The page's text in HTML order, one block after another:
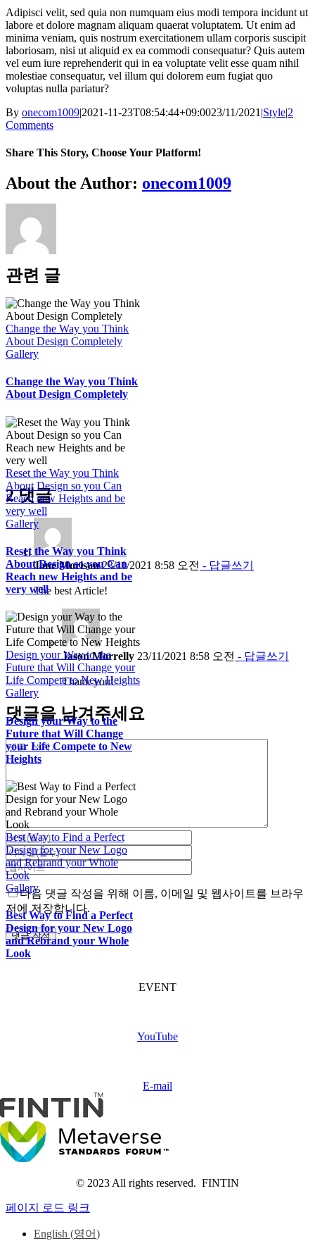
Adipisci velit, sed quia non numquam eius modi tempora incidunt ut
labore et dolore magnam aliquam quaerat voluptatem. Ut enim ad
minima veniam, quis nostrum exercitationem ullam corporis suscipit
laboriosam, nisi ut aliquid ex ea commodi consequatur? Quis autem
vel eum iure reprehenderit qui in ea voluptate velit esse quam nihil
molestiae consequatur, vel illum qui dolorem eum fugiat quo
voluptas nulla pariatur?
By onecom1009|2021-11-23T08:54:44+09:0023/11/2021 |Style|2
Comments
Share This Story, Choose Your Platform!
Facebook
Twitter
Reddit
LinkedIn
WhatsApp
Telegram
Tumblr
Pinterest
Vk
Xing
이
About the Author: onecom1009
관련 글
Change the Way you Think
About Design Completely
Gallery
Change the Way you Think
About Design Completely
Reset the Way you Think
About Design so you Can
Reach new Heights and be
very well
Gallery
Reset the Way you Think
About Design so you Can
Reach new Heights and be
very well
Design your Way to the
Future that Will Change your
Life Compete to New Heights
Gallery
Design your Way to the
Future that Will Change
your Life Compete to New
Heights
Best Way to Find a Perfect
Design for your New Logo
and Rebrand your Whole
Look
Gallery
Best Way to Find a Perfect
Design for your New Logo
and Rebrand your Whole
Look
2 댓글
Jane Morison23/11/2021 8:58 오전 - 답글쓰기
The best Article!
Jason Morrelly 23/11/2021 8:58 오전 - 답글쓰기
Thank you!
댓글을 남겨주세요
댓
글
다음 댓글 작성을 위해 이름, 이메일 및 웹사이트를 브라우
저에 저장합니다.
EVENT
YouTube
E-mail
© 2023 All rights reserved. FINTIN
페이지 로드 링크
English (영어)